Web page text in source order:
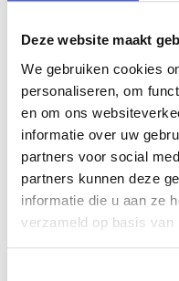
Deze website maakt
We gebruiken cookies
personaliseren, om
en om ons
informatie over uw
partners voor social
partners kunnen deze
informatie die u aan ze
verzameld op basis van
SPECIAL